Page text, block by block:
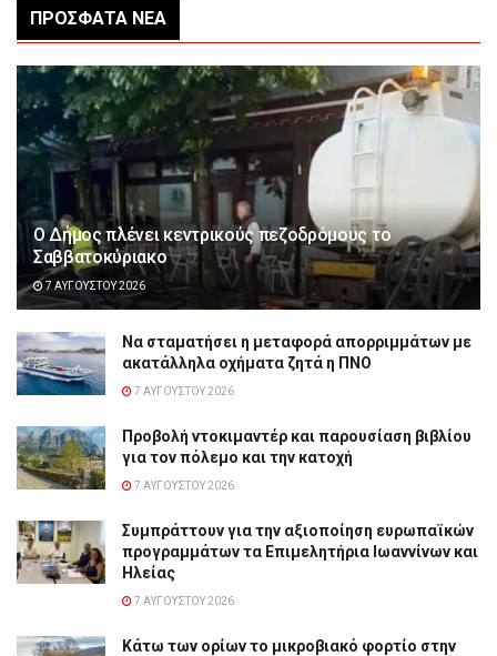
ΠΡΌΣΦΑΤΑ ΝΈΑ
Ο Δήμος πλένει κεντρικούς πεζοδρόμους το
Σαββατοκύριακο
7 ΑΥΓΟΎΣΤΟΥ 2026
Να σταματήσει η μεταφορά απορριμμάτων με
ακατάλληλα οχήματα ζητά η ΠΝΟ
7 ΑΥΓΟΎΣΤΟΥ 2026
Προβολή ντοκιμαντέρ και παρουσίαση βιβλίου
για τον πόλεμο και την κατοχή
7 ΑΥΓΟΎΣΤΟΥ 2026
Συμπράττουν για την αξιοποίηση ευρωπαϊκών
προγραμμάτων τα Επιμελητήρια Ιωαννίνων και
Ηλείας
7 ΑΥΓΟΎΣΤΟΥ 2026
Κάτω των ορίων το μικροβιακό φορτίο στην